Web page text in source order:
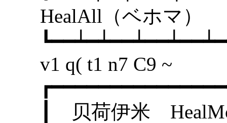
HealAll（ベ
v1 q( t1 n7 C9 ~
┃ 贝荷伊米